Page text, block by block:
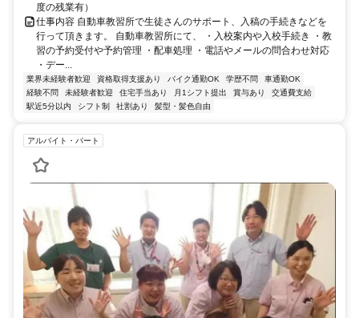
度の残業有）
仕事内容 自動車教習所で生徒さんのサポート、入稿の手続きなどを
行って頂きます。 自動車教習所にて、 ・入校案内や入校手続き ・教
習の予約受付や予約管理 ・配車処理 ・電話やメールの問合わせ対応
・デー...
業界未経験者歓迎 資格取得支援あり バイク通勤OK 学歴不問
車通勤OK
経験不問
未経験者歓迎 住宅手当あり 月1シフト提出 賞与あり
交通費支給
駅近5分以内
シフト制 社割あり 髪型・髪色自由
アルバイト・パート